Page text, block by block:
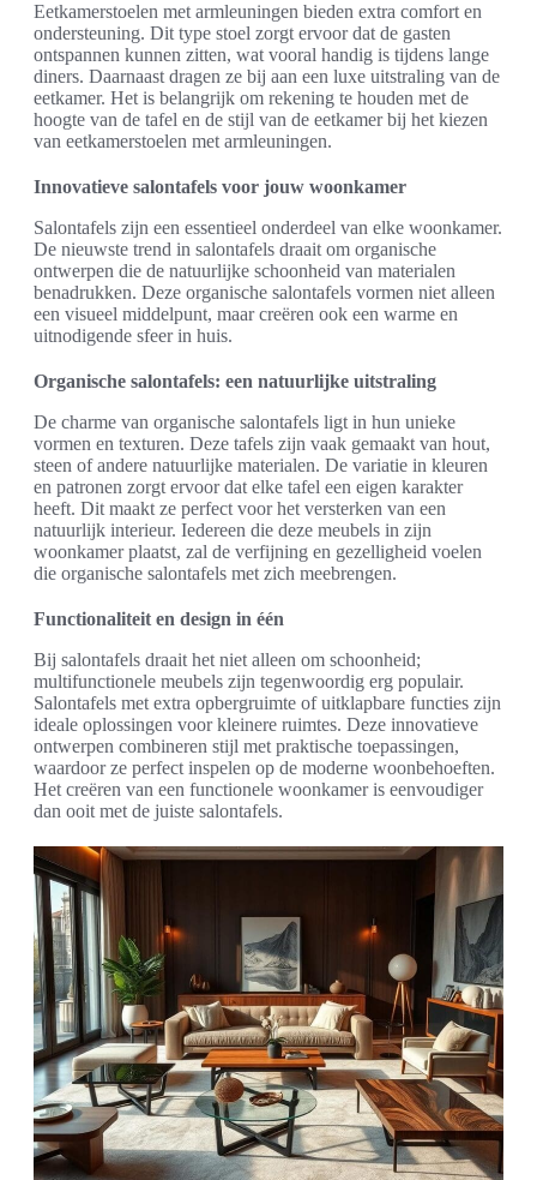
Eetkamerstoelen met armleuningen bieden extra comfort en
ondersteuning. Dit type stoel zorgt ervoor dat de gasten
ontspannen kunnen zitten, wat vooral handig is tijdens lange
diners. Daarnaast dragen ze bij aan een luxe uitstraling van de
eetkamer. Het is belangrijk om rekening te houden met de
hoogte van de tafel en de stijl van de eetkamer bij het kiezen
van eetkamerstoelen met armleuningen.
Innovatieve salontafels voor jouw woonkamer
Salontafels zijn een essentieel onderdeel van elke woonkamer.
De nieuwste trend in salontafels draait om organische
ontwerpen die de natuurlijke schoonheid van materialen
benadrukken. Deze organische salontafels vormen niet alleen
een visueel middelpunt, maar creëren ook een warme en
uitnodigende sfeer in huis.
Organische salontafels: een natuurlijke uitstraling
De charme van organische salontafels ligt in hun unieke
vormen en texturen. Deze tafels zijn vaak gemaakt van hout,
steen of andere natuurlijke materialen. De variatie in kleuren
en patronen zorgt ervoor dat elke tafel een eigen karakter
heeft. Dit maakt ze perfect voor het versterken van een
natuurlijk interieur. Iedereen die deze meubels in zijn
woonkamer plaatst, zal de verfijning en gezelligheid voelen
die organische salontafels met zich meebrengen.
Functionaliteit en design in één
Bij salontafels draait het niet alleen om schoonheid;
multifunctionele meubels zijn tegenwoordig erg populair.
Salontafels met extra opbergruimte of uitklapbare functies zijn
ideale oplossingen voor kleinere ruimtes. Deze innovatieve
ontwerpen combineren stijl met praktische toepassingen,
waardoor ze perfect inspelen op de moderne woonbehoeften.
Het creëren van een functionele woonkamer is eenvoudiger
dan ooit met de juiste salontafels.